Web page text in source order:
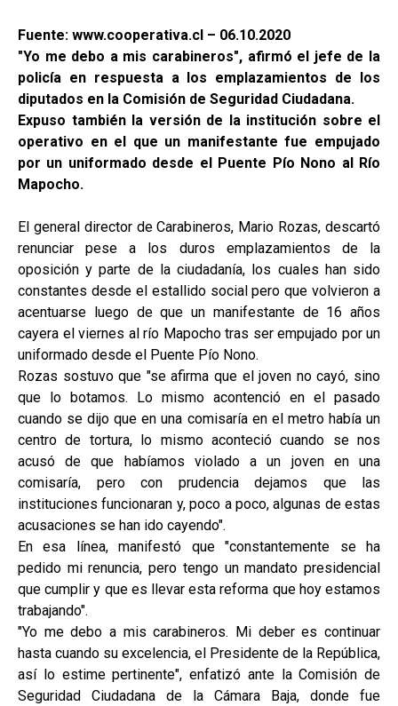
Fuente: www.cooperativa.cl – 06.10.2020
"Yo me debo a mis carabineros", afirmó el jefe de la
policía en respuesta a los emplazamientos de los
diputados en la Comisión de Seguridad Ciudadana.
Expuso también la versión de la institución sobre el
operativo en el que un manifestante fue empujado
por un uniformado desde el Puente Pío Nono al Río
Mapocho.
El general director de Carabineros, Mario Rozas, descartó
renunciar pese a los duros emplazamientos de la
oposición y parte de la ciudadanía, los cuales han sido
constantes desde el estallido social pero que volvieron a
acentuarse luego de que un manifestante de 16 años
cayera el viernes al río Mapocho tras ser empujado por un
uniformado desde el Puente Pío Nono.
Rozas sostuvo que "se afirma que el joven no cayó, sino
que lo botamos. Lo mismo acontenció en el pasado
cuando se dijo que en una comisaría en el metro había un
centro de tortura, lo mismo aconteció cuando se nos
acusó de que habíamos violado a un joven en una
comisaría, pero con prudencia dejamos que las
instituciones funcionaran y, poco a poco, algunas de estas
acusaciones se han ido cayendo".
En esa línea, manifestó que "constantemente se ha
pedido mi renuncia, pero tengo un mandato presidencial
que cumplir y que es llevar esta reforma que hoy estamos
trabajando".
"Yo me debo a mis carabineros. Mi deber es continuar
hasta cuando su excelencia, el Presidente de la República,
así lo estime pertinente", enfatizó ante la Comisión de
Seguridad Ciudadana de la Cámara Baja, donde fue